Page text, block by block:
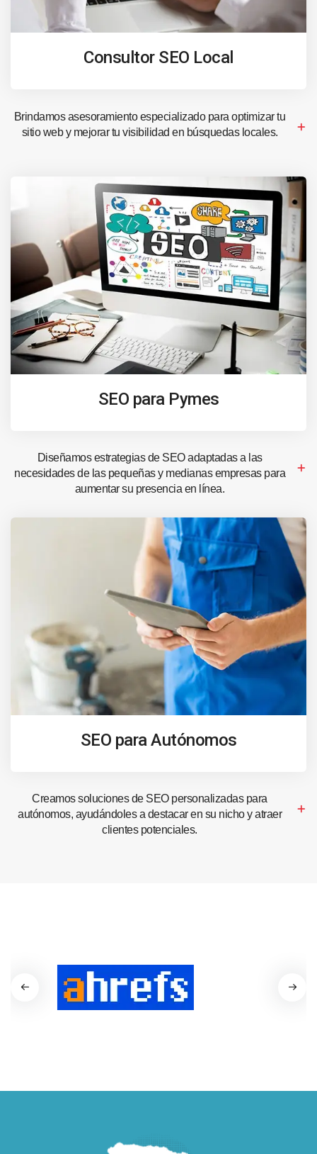
Consultor SEO Local
Brindamos asesoramiento especializado para optimizar tu
sitio web y mejorar tu visibilidad en búsquedas locales.
SEO para Pymes
Diseñamos estrategias de SEO adaptadas a las
necesidades de las pequeñas y medianas empresas para
aumentar su presencia en línea.
SEO para Autónomos
Creamos soluciones de SEO personalizadas para
autónomos, ayudándoles a destacar en su nicho y atraer
clientes potenciales.